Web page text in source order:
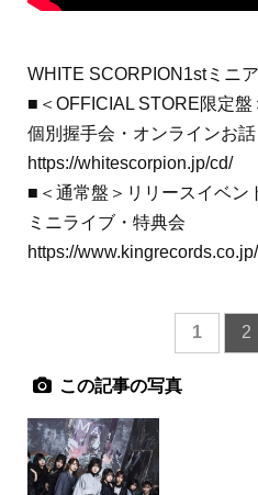
WHITE SCORPION1stミニ
■＜OFFICIAL STORE限定盤
個別握手会・オンラインお
https://whitescorpion.jp/cd/
■＜通常盤＞リリースイベン
ミニライブ・特典会
https://
1 2
この記事の写真